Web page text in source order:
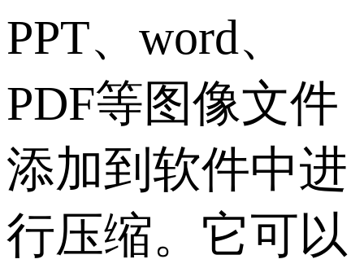
PPT、word、
PDF等图像文件
添加到软件中进
行压缩。它可以